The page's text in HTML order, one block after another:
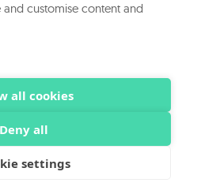
Capogruppo
customise content and
all cookies
Deny all
settings